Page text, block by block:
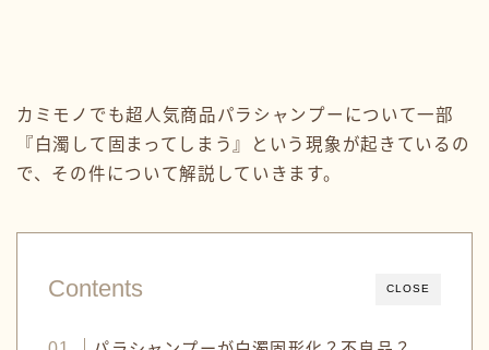
カミモノでも超人気商品パラシャンプーについて一部
『白濁して固まってしまう』という現象が起きているの
で、その件について解説していきます。
CLOSE
Contents